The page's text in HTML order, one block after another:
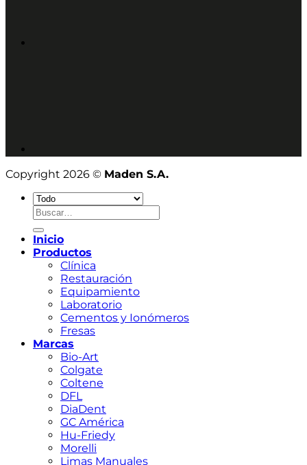
Copyright 2026 © Maden S.A.
Buscar
Inicio
Productos
Clínica
Restauración
Equipamiento
Laboratorio
Cementos y Ionómeros
Fresas
Marcas
Bio-Art
Colgate
Coltene
DFL
DiaDent
GC América
Hu-Friedy
Morelli
Limas Manuales